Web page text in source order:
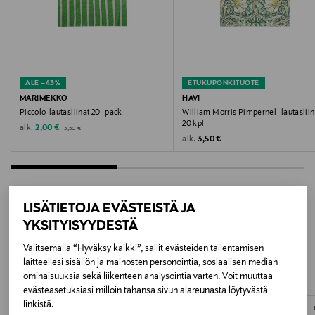
LISÄTIETOJA EVÄSTEISTÄ JA
YKSITYISYYDESTÄ
Valitsemalla “Hyväksy kaikki”, sallit evästeiden tallentamisen
laitteellesi sisällön ja mainosten personointia, sosiaalisen median
ominaisuuksia sekä liikenteen analysointia varten. Voit muuttaa
evästeasetuksiasi milloin tahansa sivun alareunasta löytyvästä
linkistä.
Valmistaja
Havi Oy
Digitaalinen osoite
asiakaspalvelu@havi.fi
Avainsanat
lautasliina, servietit, paperilautasliina, Havi
ALE –43%
MARIMEKKO
Piccolo-lautasliinat 20 -pack
alk. Discounted Price
2,00 € Original Price
3,50 €
ETUKUPONKITUOTE
HAVI
William Morris Pimpernel -
20 kpl
alk. Original Price
3,50 €
LISÄÄ KIINNOSTAVIA
TUOTTEITA